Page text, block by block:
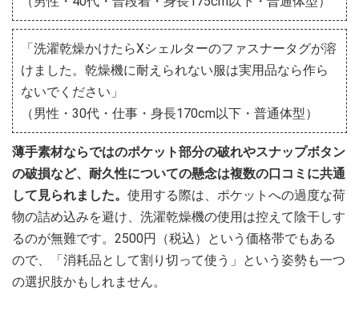
「洗濯乾燥かけたらXシェルターのファスナータグが溶
けました。乾燥機に耐えられない服は実用品なら作ら
ないでください」
（男性・30代・仕事・身長170cm以下・普通体型）
薄手素材ならではのポケット部分の破れやスナップボタン
の破損など、耐久性についての懸念は複数の口コミに共通
して見られました。 使用する際は、ポケットへの過度な荷
物の詰め込みを避け、洗濯乾燥機の使用は控えて陰干しす
るのが無難です。2500円（税込）という価格帯でもある
ので、「消耗品として割り切って使う」という姿勢も一つ
の選択肢かもしれません。